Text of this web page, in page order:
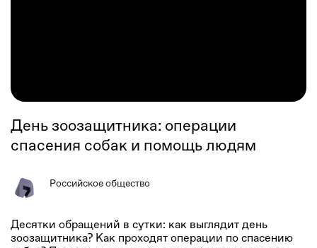
День зоозащитника: операции
спасения собак и помощь людям
Российское общество
Десятки обращений в сутки: как выглядит день
зоозащитника? Как проходят операции по спасению